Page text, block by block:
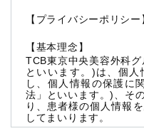
【プライバシーポリシー
【基本理念】
TCB東京中央美容外科
といいます。)は、個
し、個人情報の保護に
法」といいます。)、そ
り、患者様の個人情報
してまいります。